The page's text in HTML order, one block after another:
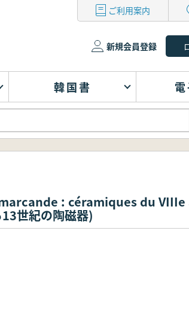
ご利用案内
新規会員登録
韓国書
: céramiques du
世紀の陶磁器)